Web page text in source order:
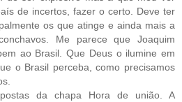
de incertos, fazer o certo. Deve ter
os que atinge e ainda mais a
Me parece que Joaquim
ao Brasil. Que Deus o ilumine em
o Brasil perceba, como precisamos
da chapa Hora de união. A